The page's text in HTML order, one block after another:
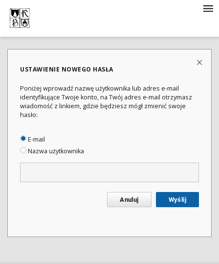
USTAWIENIE NOWEGO HASŁA
Poniżej wprowadź nazwę użytkownika lub adres e-mail
identyfikujące Twoje konto, na Twój adres e-mail otrzymasz
wiadomość z linkiem, gdzie będziesz mógł zmienić swoje
hasło:
E-mail
Nazwa użytkownika
Anuluj Wyślij